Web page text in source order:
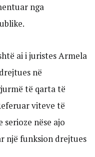
nga
ai i juristes Armela
në
të qarta të
viteve të
serioze nëse ajo
një funksion drejtues